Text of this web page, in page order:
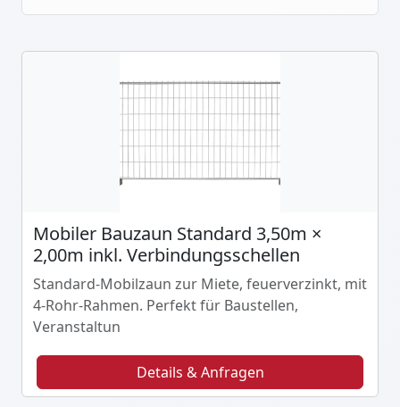
Mobiler Bauzaun Standard 3,50m ×
2,00m inkl. Verbindungsschellen
Standard-Mobilzaun zur Miete, feuerverzinkt, mit
4-Rohr-Rahmen. Perfekt für Baustellen,
Veranstaltun
Details & Anfragen